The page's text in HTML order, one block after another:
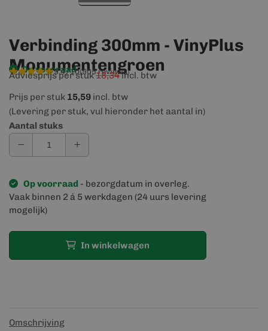
Verbinding 300mm - VinyPlus
Monumentengroen
Op voorraad
9,4/10(905 reviews)
Adviesprijs per stuk18,34incl. btw
Prijs per stuk 15,59 incl. btw
(Levering per stuk, vul hieronder het aantal in)
Aantal stuks
Op voorraad - bezorgdatum in overleg.
Vaak binnen 2 á 5 werkdagen (24 uurs levering
mogelijk)
In winkelwagen
Omschrijving